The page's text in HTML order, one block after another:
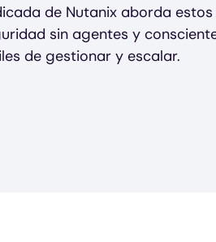
de Nutanix aborda
sin agentes y
de gestionar y escalar.